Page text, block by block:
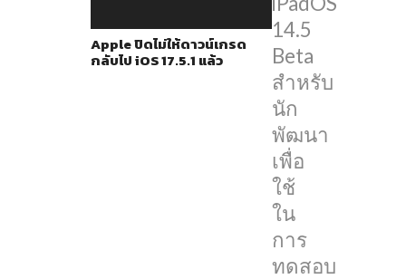
Apple ปิดไม่ให้ดาวน์เกรด
กลับไป iOS 17.5.1 แล้ว
14.5
Beta
สำหรับ
นัก
พัฒนา
เพื่อ
ใช้
ใน
การ
ทดสอบ
มา
รถ
ใหม่ๆ
ที่
เพิ่ม
เข้า
มา
ก็
มี
ดังนี้